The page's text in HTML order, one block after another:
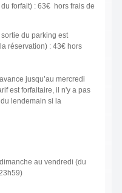
forfait) : 63€ hors frais de
du parking est
réservation) : 43€ hors
jusqu’au mercredi
est forfaitaire, il n'y a pas
lendemain si la
au vendredi (du